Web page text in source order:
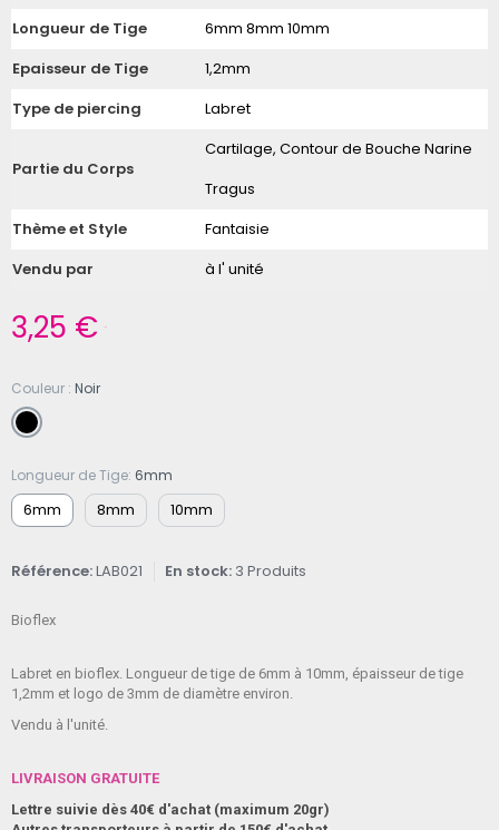
Longueur de Tige
6mm 8mm 10mm
Epaisseur de Tige
1,2mm
Type de piercing
Labret
Partie du Corps
Cartilage, Contour de Bouche Narine
Tragus
Thème et Style
Fantaisie
Vendu par
à l' unité
3,25 €
Couleur Noir
Longueur de Tige 6mm
6mm 8mm 10mm
Référence LAB021 En stock 3 Produits
Bioflex
Labret en bioflex. Longueur de tige de 6mm à 10mm, épaisseur de tige
1,2mm et logo de 3mm de diamètre environ.
Vendu à l'unité.
LIVRAISON GRATUITE
Lettre suivie dès 40€ d'achat (maximum 20gr)